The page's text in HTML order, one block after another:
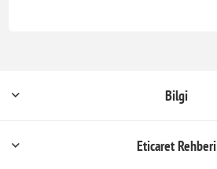
Bilgi
Eticaret Rehberi